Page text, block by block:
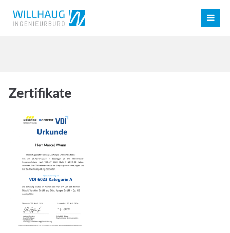
© 2016 Willhaug Gebäudetechnik GmbH
Lorem ipsum dolor sit amet:
24h/ 365days
We offer support for our customers
Mon - Fri 8:00am - 5:00pm
Get in touch
Cybersteel Inc.
376-293 City Road, Suite 600
Zertifikate